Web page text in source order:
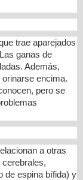
trae aparejados
ganas de
Además,
encima.
pero se
a otras
de espina bífida) y